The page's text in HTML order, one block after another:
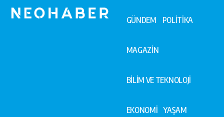
GÜNDEM POLİTİKA
MAGAZİN
BİLİM VE TEKNOLOJİ
EKONOMİ YAŞAM